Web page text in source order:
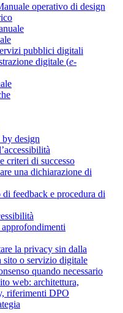
operativo di design
pubblici digitali
digitale (e-
design
criteri di successo
una dichiarazione di
feedback e procedura di
la privacy sin dalla
sito o servizio digitale
quando necessario
web: architettura,
riferimenti DPO